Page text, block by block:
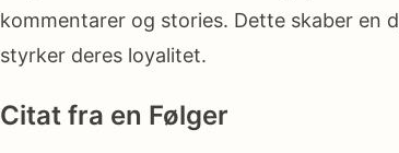
kommentarer og stories. Dette skaber en
styrker deres loyalitet.
Citat fra en Følger